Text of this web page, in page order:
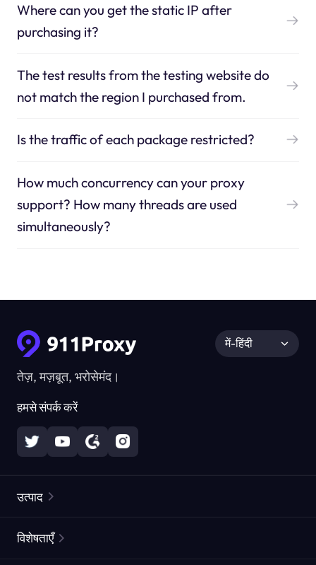
Where can you get the static IP after
purchasing it?
The test results from the testing website do
not match the region I purchased from.
Is the traffic of each package restricted?
How much concurrency can your proxy
support? How many threads are used
simultaneously?
तेज़, मज़बूत, भरोसेमंद।
हमसे संपर्क करें
में-हिंदी
उत्पाद
विशेषताएँ